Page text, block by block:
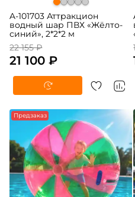
A-101703 Аттракцион
водный шар ПВХ «Жёлто-
синий», 2*2*2 м
22 155 ₽
21 100 ₽
-5% Предзаказ